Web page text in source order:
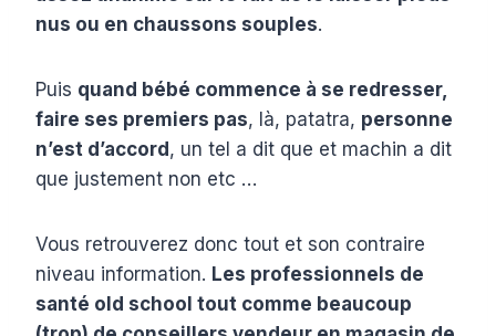
nus ou en chaussons souples.
Puis quand bébé commence à se redresser,
faire ses premiers pas, là, patatra, personne
n’est d’accord , un tel a dit que et machin a dit
que justement non etc …
Vous retrouverez donc tout et son contraire
niveau information. Les professionnels de
santé old school tout comme beaucoup